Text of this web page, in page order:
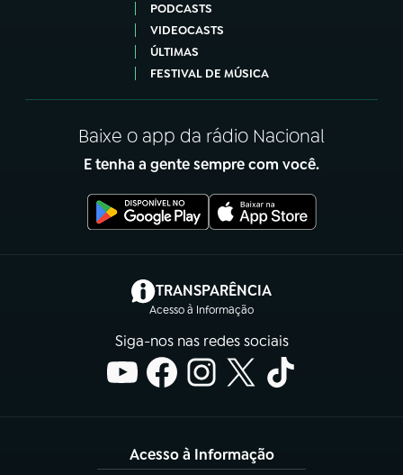
PODCASTS
VIDEOCASTS
ÚLTIMAS
FESTIVAL DE MÚSICA
Baixe o app da rádio Nacional
E tenha a gente sempre com você.
TRANSPARÊNCIA
Acesso à Informação
(abre em nova aba)
Siga-nos nas redes sociais
Acesso à Informação